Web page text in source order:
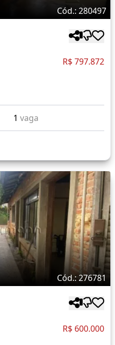
Cód.: 280497
R$ 797.872
1vaga
Cód.: 276781
R$ 600.000